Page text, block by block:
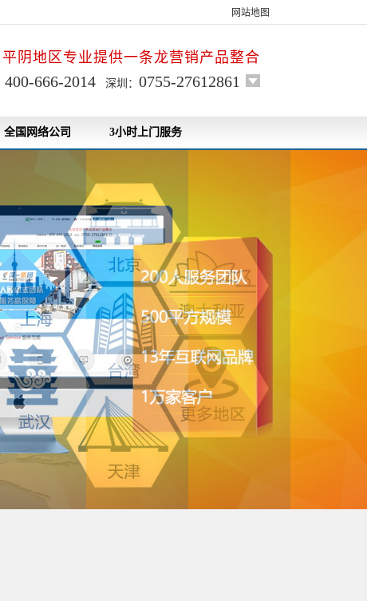
网站地图
平阴地区专业提供一条龙营销产品整合
400-666-2014 深圳： 0755-27612861
全国网络公司 3小时上门服务